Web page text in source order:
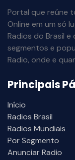
Portal que reúne
Online em um só
Radios do Brasil
segmentos e
Radio, onde e
Principais
Início
Radios Brasil
Radios Mundiais
Por Segmento
Anunciar Radio